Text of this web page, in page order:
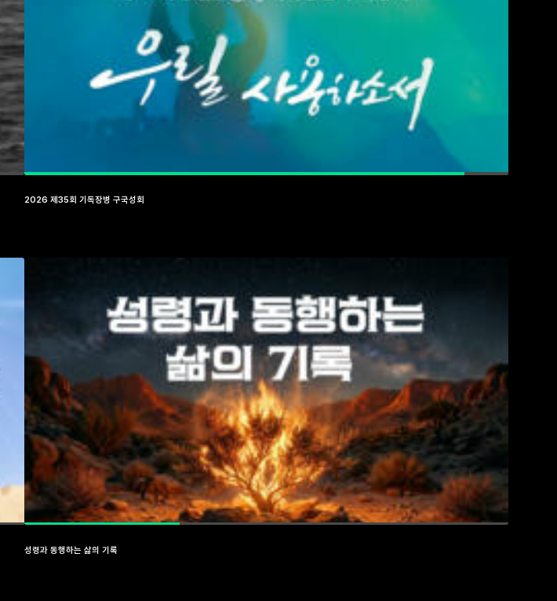
2026 제35회 기독장병 구국성회
성령과 동행하는 삶의 기록